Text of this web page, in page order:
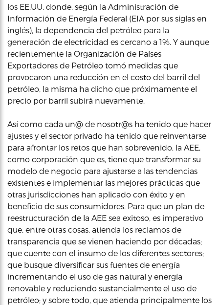
los EE.UU. donde, según la Administración de
Información de Energía Federal (EIA por sus siglas en
inglés), la dependencia del petróleo para la
generación de electricidad es cercano a 1%. Y aunque
recientemente la Organización de Países
Exportadores de Petróleo tomó medidas que
provocaron una reducción en el costo del barril del
petróleo, la misma ha dicho que próximamente el
precio por barril subirá nuevamente.
Así como cada un@ de nosotr@s ha tenido que hacer
ajustes y el sector privado ha tenido que reinventarse
para afrontar los retos que han sobrevenido, la AEE,
como corporación que es, tiene que transformar su
modelo de negocio para ajustarse a las tendencias
existentes e implementar las mejores prácticas que
otras jurisdicciones han aplicado con éxito y en
beneficio de sus consumidores. Para que un plan de
reestructuración de la AEE sea exitoso, es imperativo
que, entre otras cosas, atienda los reclamos de
transparencia que se vienen haciendo por décadas;
que cuente con el insumo de los diferentes sectores;
que busque diversificar sus fuentes de energía
incrementando el uso de gas natural y energía
renovable y reduciendo sustancialmente el uso de
petróleo; y sobre todo, que atienda principalmente los